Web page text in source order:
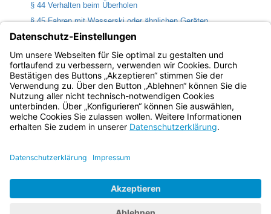
§ 44 Verhalten beim Überholen
§ 45 Fahren mit Wasserski oder ähnlichen Geräten
§ 46 Einschränkungen der Schiffahrt
§ 47 Fahrt bei unsichtigem Wetter
§ 48 Fahrt mit Hilfsmotor
Bayern.de
BayernPortal
Impressum